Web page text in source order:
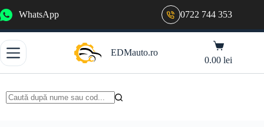
la
WhatsApp 0722 744 353
EDMauto.ro
Coș
de
cumpărături
0.00lei